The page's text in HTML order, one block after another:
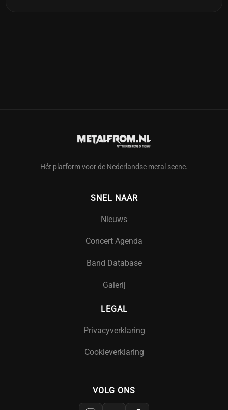
Hét platform voor de Nederlandse metal scene.
SNEL NAAR
Nieuws
Concert Agenda
Band Database
Galerij
LEGAL
Privacyverklaring
Cookieverklaring
VOLG ONS